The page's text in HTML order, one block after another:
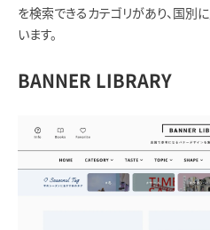
を検索できるカテゴリがあり、国別
います。
BANNER LIBRARY